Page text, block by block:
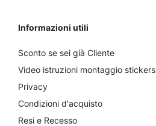
Informazioni utili
Sconto se sei già Cliente
Video istruzioni montaggio stickers
Privacy
Condizioni d'acquisto
Resi e Recesso